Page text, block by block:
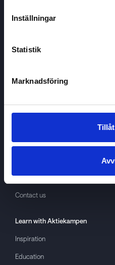
Inställningar
Statistik
Marknadsföring
AboutAktiekampen
About cookies
GDPR
Contact us
Learn with Aktiekampen
Inspiration
Education